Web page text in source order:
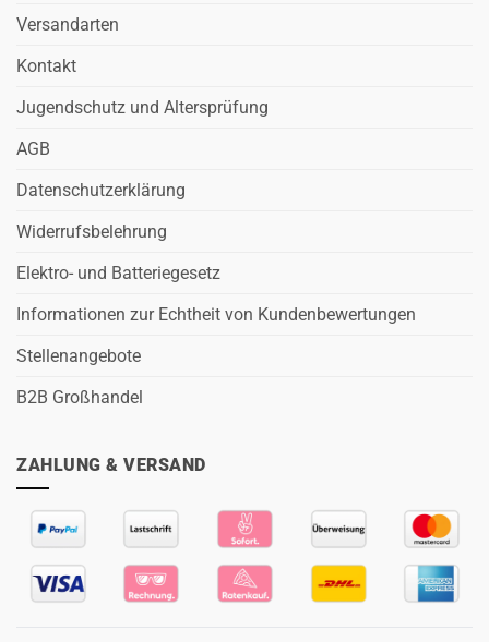
Versandarten
Kontakt
Jugendschutz und Altersprüfung
AGB
Datenschutzerklärung
Widerrufsbelehrung
Elektro- und Batteriegesetz
Informationen zur Echtheit von Kundenbewertungen
Stellenangebote
B2B Großhandel
ZAHLUNG & VERSAND